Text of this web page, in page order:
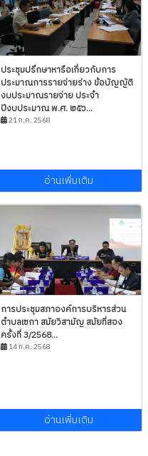
ประชุมปรึกษาหารือเกี่ยวกับการ
ประมาณการรายจ่ายร่าง ข้อบัญญัติ
งบประมาณรายจ่าย ประจำ
ปีงบประมาณ พ.ศ. ๒๕๖...
21 ก.ค. 2568
อ่านเพิ่มเติม
การประชุมสภาองค์การบริหารส่วน
ตำบลเซกา สมัยวิสามัญ สมัยที่สอง
ครั้งที่ 3/2568...
14 ก.ค. 2568
อ่านเพิ่มเติม